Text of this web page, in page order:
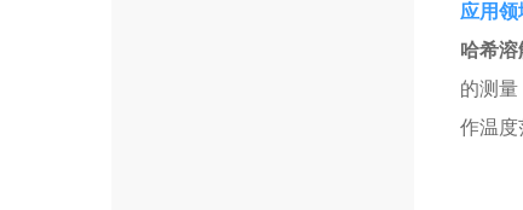
应用领
哈希
的测
作温度